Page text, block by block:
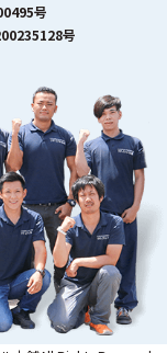
号
号